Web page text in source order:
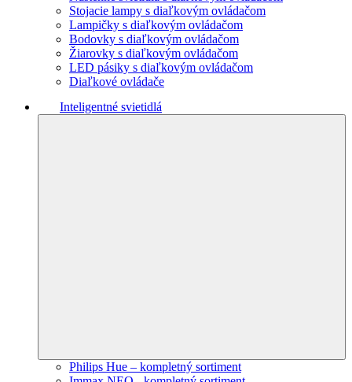
Stojacie lampy s diaľkovým ovládačom
Lampičky s diaľkovým ovládačom
Bodovky s diaľkovým ovládačom
Žiarovky s diaľkovým ovládačom
LED pásiky s diaľkovým ovládačom
Diaľkové ovládače
Inteligentné svietidlá
Philips Hue – kompletný sortiment